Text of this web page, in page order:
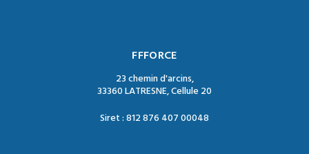
FFFORCE
23 chemin d'arcins,
33360 LATRESNE, Cellule 20
Siret : 812 876 407 00048